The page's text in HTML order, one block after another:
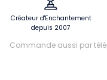
Créateur d'Enchantement
depuis 2007
Commande aussi par